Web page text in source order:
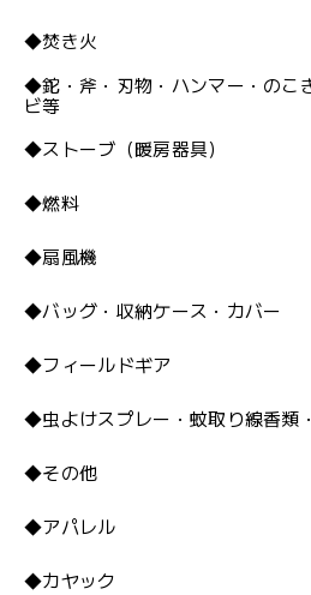
◆焚き火
◆鉈・斧・刃物・ハンマー・のこ
ビ等
◆ストーブ（暖房器具）
◆燃料
◆扇風機
◆バッグ・収納ケース・カバー
◆フィールドギア
◆虫よけスプレー・蚊取り線香類
◆その他
◆アパレル
◆カヤック